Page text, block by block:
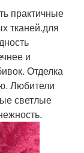
практичные
тканей.для
и
Отделка
Любители
светлые